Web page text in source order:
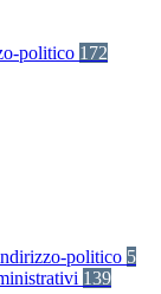
politico 172
politico 5
139